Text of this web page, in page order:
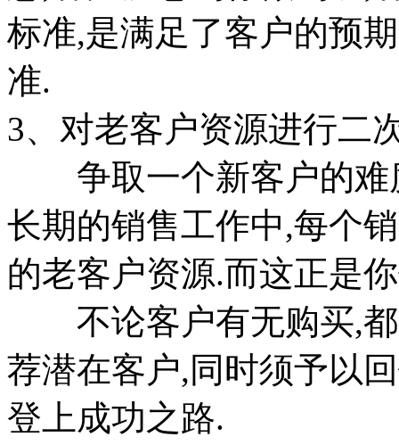
标准,是满足了客户的预
准.
3、对老客户资源进行二
争取一个新客户的难
长期的销售工作中,每个
的老客户资源.而这正是
不论客户有无购买,都
荐潜在客户,同时须予以
登上成功之路.